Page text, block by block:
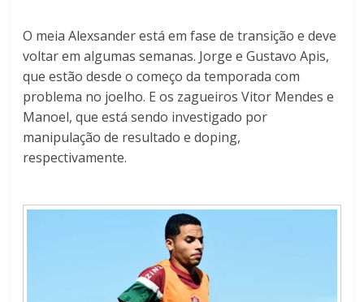
O meia Alexsander está em fase de transição e deve
voltar em algumas semanas. Jorge e Gustavo Apis,
que estão desde o começo da temporada com
problema no joelho. E os zagueiros Vitor Mendes e
Manoel, que está sendo investigado por
manipulação de resultado e doping,
respectivamente.